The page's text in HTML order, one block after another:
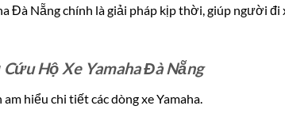
Đà Nẵng chính là giải pháp kịp thời, giúp người
Hộ Xe Yamaha Đà Nẵng
hiểu chi tiết các dòng xe Yamaha.